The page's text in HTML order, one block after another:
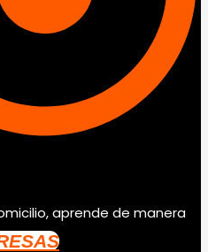
aprende de manera